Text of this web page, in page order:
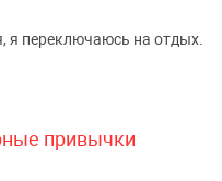
я переключаюсь на отдых.
привычки